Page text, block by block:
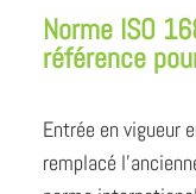
Norme ISO
référence
Entrée en vigueur
remplacé